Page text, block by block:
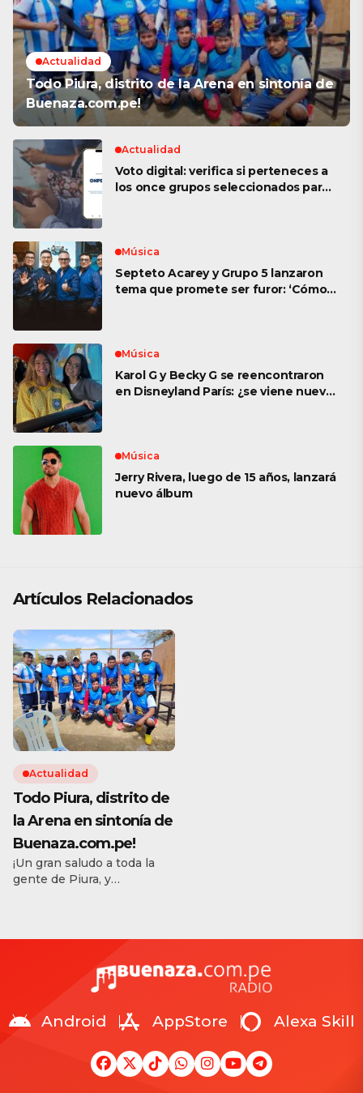
Actualidad
Todo Piura, distrito de la Arena en sintonía de
Buenaza.com.pe!
Actualidad
Voto digital: verifica si perteneces a
los once grupos seleccionados para
Música
Septeto Acarey y Grupo 5 lanzaron
tema que promete ser furor: ‘Cómo
Música
Karol G y Becky G se reencontraron
en Disneyland París: ¿se viene nueva
Música
Jerry Rivera, luego de 15 años, lanzará
nuevo álbum
Artículos Relacionados
Actualidad
Todo Piura, distrito de
la Arena en sintonía de
Buenaza.com.pe!
¡Un gran saludo a toda la
gente de Piura, y
afectuoso abrazo a los
Beagle para Colonia: Viera,
Henry, Nilton, Cachito,
Cristian, Julio Chávez,
Popular Galesse, Jaime,
Frank, Jeanpierr, Albert,
Android AppStore Alexa Skill